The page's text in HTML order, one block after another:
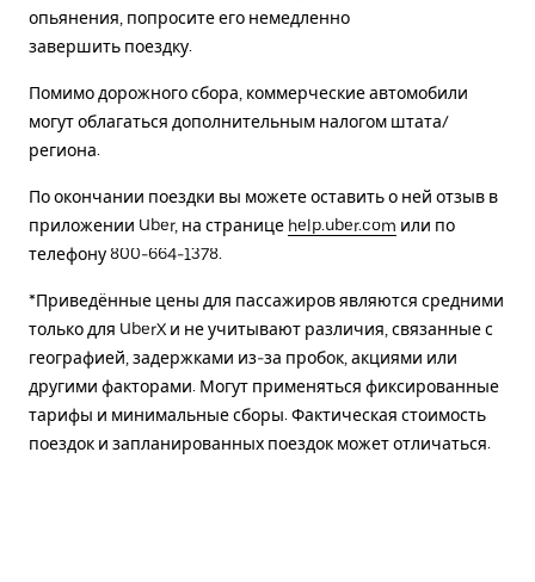
опьянения, попросите его немедленно
завершить поездку.
Помимо дорожного сбора, коммерческие автомобили
могут облагаться дополнительным налогом штата/
региона.
По окончании поездки вы можете оставить о ней отзыв в
приложении Uber, на странице help.uber.com или по
телефону 800-664-1378.
*Приведённые цены для пассажиров являются средними
только для UberX и не учитывают различия, связанные с
географией, задержками из-за пробок, акциями или
другими факторами. Могут применяться фиксированные
тарифы и минимальные сборы. Фактическая стоимость
поездок и запланированных поездок может отличаться.